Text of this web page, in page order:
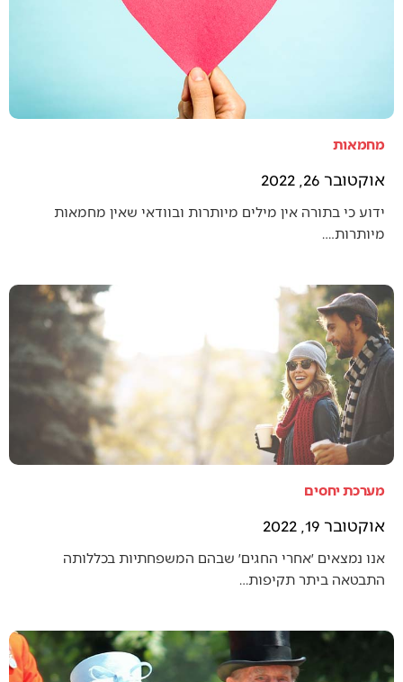
מחמאות
אוקטובר 26, 2022
ידוע כי בתורה אין מילים מיותרות ובוודאי שאין מחמאות
מיותרות.…
מערכת יחסים
אוקטובר 19, 2022
אנו נמצאים ׳אחרי החגים׳ שבהם המשפחתיות בכללותה
התבטאה ביתר תקיפות…